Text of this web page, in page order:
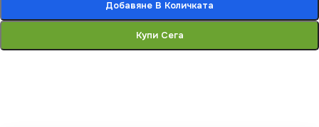
Добавяне В Количката
Купи Сега